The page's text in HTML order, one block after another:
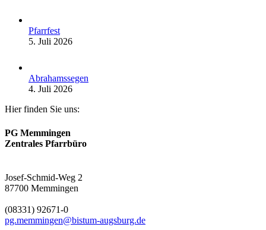
Pfarrfest
5. Juli 2026
Abrahamssegen
4. Juli 2026
Hier finden Sie uns:
PG Memmingen
Zentrales Pfarrbüro
Josef-Schmid-Weg 2
87700 Memmingen
(08331) 92671-0
pg.memmingen@bistum-augsburg.de